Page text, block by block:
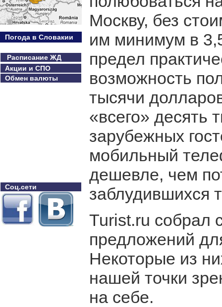
Погода в Словакии
Расписание ЖД
Акции и СПО
Обмен валюты
Соц.сети
Москву, без
им минимум в
предел
возможность
тысячи
«всего» десять
зарубежных
мобильный
дешевле, чем
заблудившихся
Turist.ru собрал
предложений
Некоторые из
нашей точки
на себе.